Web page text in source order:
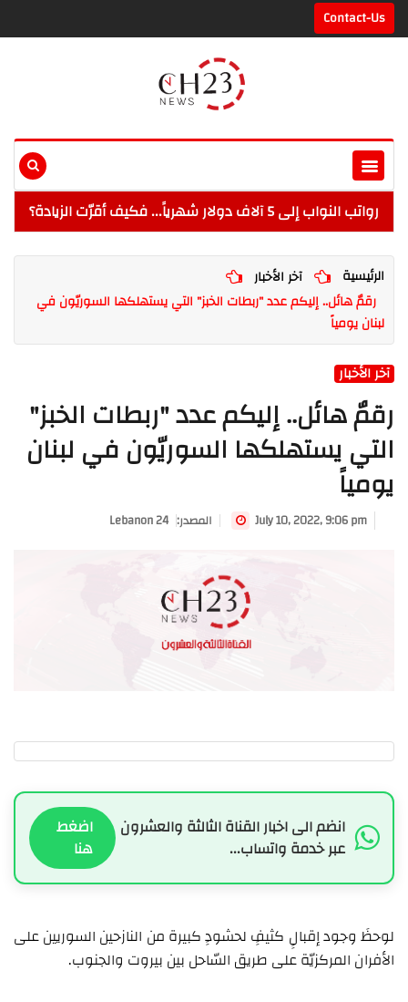
Contact-Us
رواتب النواب إلى 5 آلاف دولار شهرياً... فكيف أقرّت الزيادة؟
الرئيسية
آخر الأخبار
رقمٌ هائل.. إليكم عدد "ربطات الخبز" التي يستهلكها السوريّون في
لبنان يومياً
آخر الأخبار
رقمٌ هائل.. إليكم عدد "ربطات الخبز"
التي يستهلكها السوريّون في لبنان
يومياً
Lebanon 24 :المصدر July 10, 2022, 9:06 pm
انضم الى اخبار القناة الثالثة والعشرون
عبر خدمة واتساب...
اضغط
هنا
لوحظَ وجود إقبالٍ كثيفٍ لحشودٍ كبيرة من النازحين السوريين على
الأفران المركزيّة على طريق السّاحل بين بيروت والجنوب.